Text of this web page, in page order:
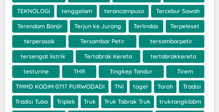
TEKNOLOGI tenggelam terancampuso Tercebur Sawah
Terendam Banjir Terjun ke Jurang Terlindas Terpeleset
terperosok Tersambar Petir tersambarpetir
tersengat listrik Tertabrak Kereta tertabrakkereta
testurine THR Tingkep Tandur Tirem
TMMD KODIM 0717 PURWODADI TNI togel Toroh Tradisi
Tradisi Tubo Triplek Truk Truk Tabrak Truk truktangkibbm